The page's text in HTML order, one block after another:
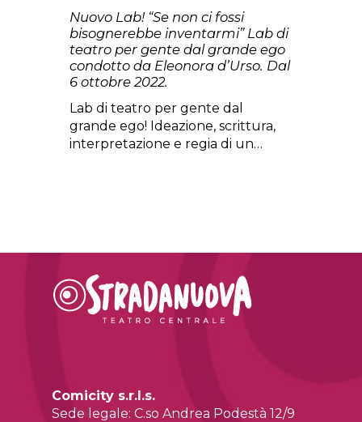
Nuovo Lab! “Se non ci fossi
bisognerebbe inventarmi” Lab di
teatro per gente dal grande ego
condotto da Eleonora d’Urso. Dal
6 ottobre 2022.
Lab di teatro per gente dal
grande ego! Ideazione, scrittura,
interpretazione e regia di un…
Comicity s.r.l.s.
Sede legale: C.so Andrea Podestà 12/9